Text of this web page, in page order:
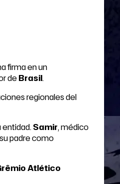
firma en un
deBrasil.
regionales del
entidad.Samir, médico
padre como
Atlético